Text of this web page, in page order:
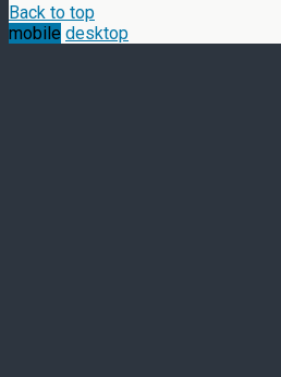
Back to top
mobile desktop